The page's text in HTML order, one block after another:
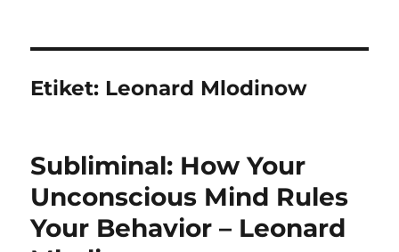
Etiket: Leonard Mlodinow
Subliminal: How Your
Unconscious Mind Rules
Your Behavior – Leonard